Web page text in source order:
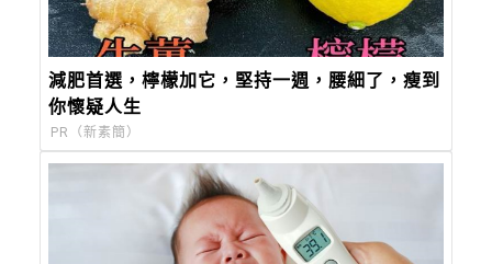
減肥首選，檸檬加它，堅持一週，腰細了，瘦到
你懷疑人生
PR（新素簡）